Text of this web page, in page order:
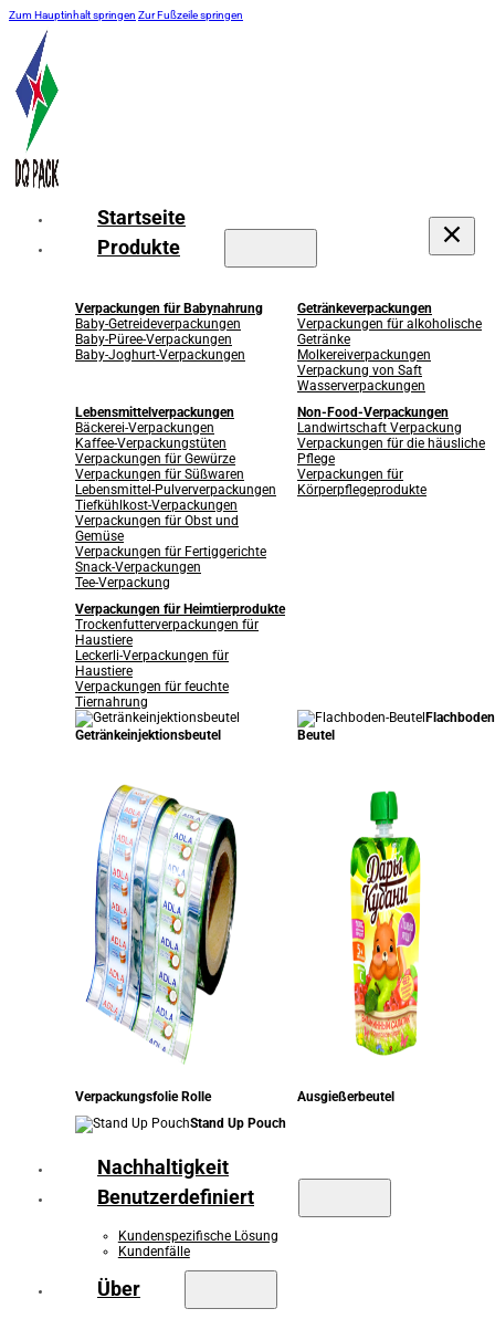
Zum Hauptinhalt springen Zur Fußzeile springen
Startseite
Produkte
Verpackungen für Babynahrung
Baby-Getreideverpackungen
Baby-Püree-Verpackungen
Baby-Joghurt-Verpackungen
Getränkeverpackungen
Verpackungen für alkoholische
Getränke
Molkereiverpackungen
Verpackung von Saft
Wasserverpackungen
Lebensmittelverpackungen
Bäckerei-Verpackungen
Kaffee-Verpackungstüten
Verpackungen für Gewürze
Verpackungen für Süßwaren
Lebensmittel-Pulververpackungen
Tiefkühlkost-Verpackungen
Verpackungen für Obst und
Gemüse
Verpackungen für Fertiggerichte
Snack-Verpackungen
Tee-Verpackung
Non-Food-Verpackungen
Landwirtschaft Verpackung
Verpackungen für die häusliche
Pflege
Verpackungen für
Körperpflegeprodukte
Verpackungen für Heimtierprodukte
Trockenfutterverpackungen für
Haustiere
Leckerli-Verpackungen für
Haustiere
Verpackungen für feuchte
Tiernahrung
Getränkeinjektionsbeutel
Beutel
Verpackungsfolie Rolle
Ausgießerbeutel
Stand Up Pouch
Nachhaltigkeit
Benutzerdefiniert
Kundenspezifische Lösung
Kundenfälle
Über